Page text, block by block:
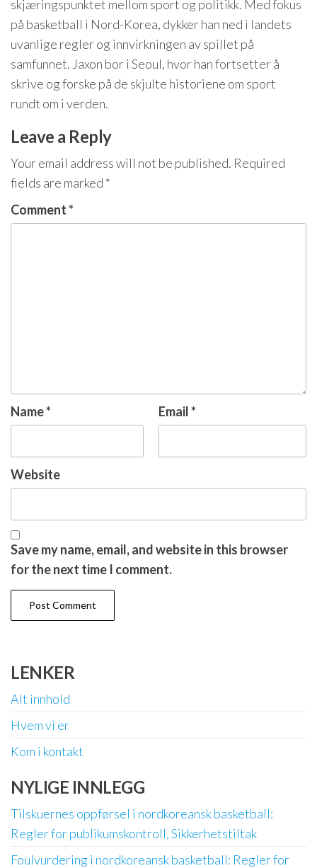
skjæringspunktet mellom sport og politikk. Med fokus
på basketball i Nord-Korea, dykker han ned i landets
uvanlige regler og innvirkningen av spillet på
samfunnet. Jaxon bor i Seoul, hvor han fortsetter å
skrive og forske på de skjulte historiene om sport
rundt om i verden.
Leave a Reply
Your email address will not be published. Required
fields are marked *
Comment*
Name* Email*
Website
Save my name, email, and website in this browser
for the next time I comment.
LENKER
Alt innhold
Hvem vi er
Kom i kontakt
NYLIGE INNLEGG
Tilskuernes oppførsel i nordkoreansk basketball:
Regler for publikumskontroll, Sikkerhetstiltak
Foulvurdering i nordkoreansk basketball: Regler for